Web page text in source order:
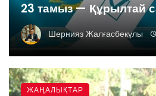
23 тамыз — Құрылтай
Шернияз Жалғасбекұлы
ЖАҢАЛЫҚТАР